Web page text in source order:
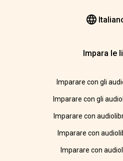
Impara le
Imparare con gli
Imparare con gli
Imparare con
Imparare con
Imparare con